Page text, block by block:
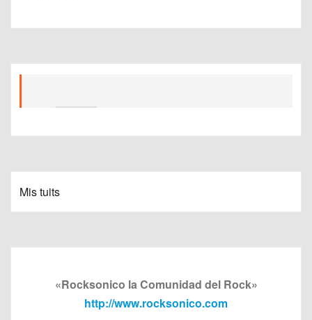
Mis tuits
«Rocksonico la Comunidad del Rock»
http://www.rocksonico.com